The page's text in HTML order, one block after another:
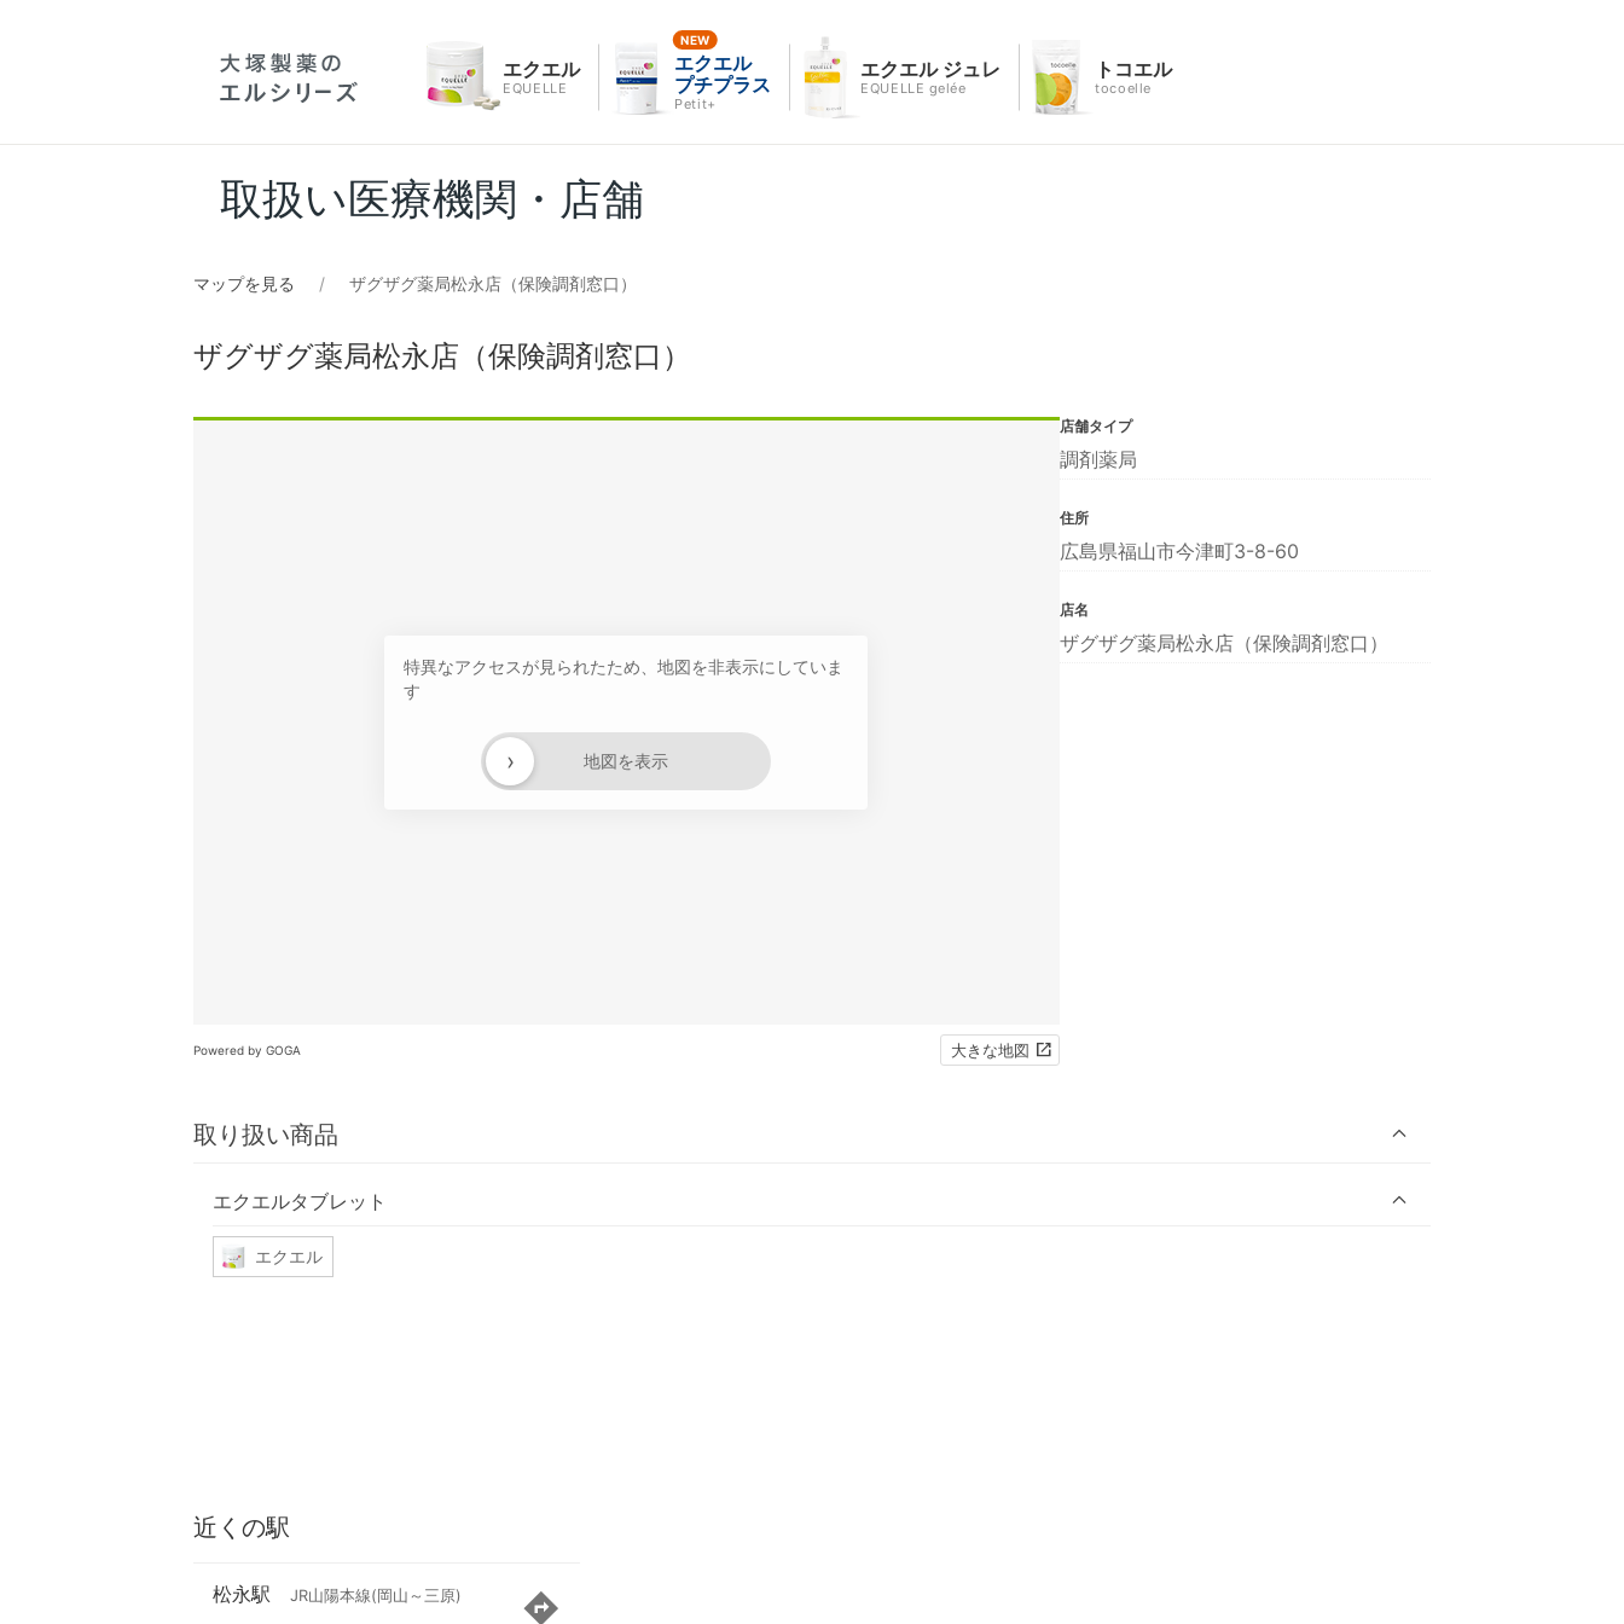
エクエル
EQUELLE
エクエル
プチプラス
Petit+
エクエル ジュレ
EQUELLE gelée
トコエル
tocoelle
取扱い医療機関・店舗
マップを見る ザグザグ薬局松永店（保険調剤窓口）
ザグザグ薬局松永店（保険調剤窓口）
特異なアクセスが見られたため、地図を非表示にしていま
す
地図を表示
›
Powered by GOGA 大きな地図
取り扱い商品
エクエルタブレット
エクエル
店舗タイプ
調剤薬局
住所
広島県福山市今津町3-8-60
店名
ザグザグ薬局松永店（保険調剤窓口）
近くの駅
松永駅 JR山陽本線(岡山～三原)